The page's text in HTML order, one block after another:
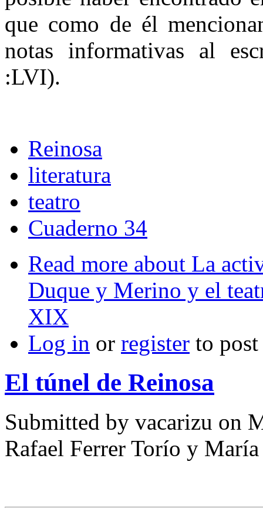
que como de él
notas informativas al
:LVI).
Reinosa
literatura
teatro
Cuaderno 34
Read more about La
Duque y Merino y el
XIX
Log in or register to
El túnel de Reinosa
Submitted by vacarizu on
Rafael Ferrer Torío y